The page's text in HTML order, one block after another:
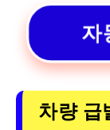
자
차량 급